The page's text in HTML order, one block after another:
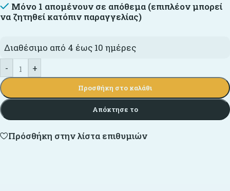
Μόνο 1 απομένουν σε απόθεμα (επιπλέον μπορεί
να ζητηθεί κατόπιν παραγγελίας)
Διαθέσιμο από 4 έως 10 ημέρες
-
+
Προσθήκη στο καλάθι
Απόκτησε το
Πρόσθήκη στην λίστα επιθυμιών